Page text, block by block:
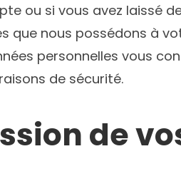
ou si vous avez laissé
que nous possédons à
personnelles vous
de sécurité.
de